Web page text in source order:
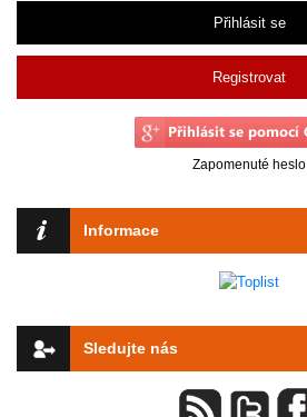
Přihlásit se
Registrovat
Zapomenuté heslo
Informace
Sledujte nás